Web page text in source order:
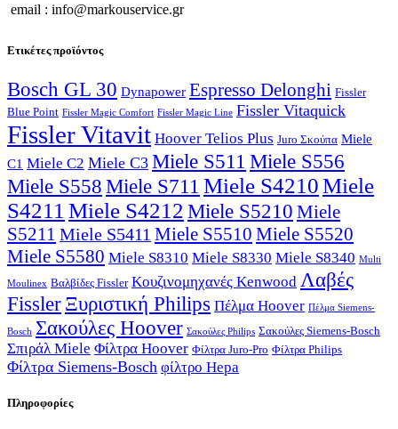
email : info@markouservice.gr
Ετικέτες προϊόντος
Bosch GL 30 Dynapower Espresso Delonghi Fissler
Blue Point Fissler Magic Comfort Fissler Magic Line Fissler Vitaquick
Fissler Vitavit Hoover Telios Plus Juro Σκούπα Miele
C1 Miele C2 Miele C3 Miele S511 Miele S556
Miele S558 Miele S711 Miele S4210Miele
S4211 Miele S4212 Miele S5210 Miele
S5211 Miele S5411 Miele S5510 Miele S5520
Miele S5580 Miele S8310 Miele S8330 Miele S8340 Multi
Moulinex Βαλβίδες Fissler Κουζινομηχανές Kenwood Λαβές
FisslerΞυριστική Philips Πέλμα Hoover Πέλμα Siemens-
Bosch Σακούλες Hoover Σακούλες Philips Σακούλες Siemens-Bosch
Σπιράλ Miele Φίλτρα Hoover Φίλτρα Juro-Pro Φίλτρα Philips
Φίλτρα Siemens-Bosch φίλτρο Hepa
Πληροφορίες